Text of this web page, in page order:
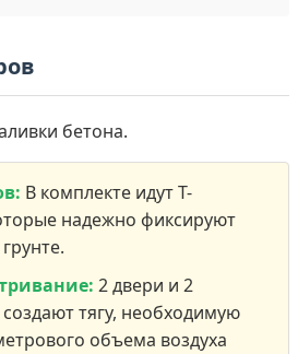
бетона.
В комплекте идут Т-
надежно фиксируют
2 двери и 2
тягу, необходимую
объема воздуха